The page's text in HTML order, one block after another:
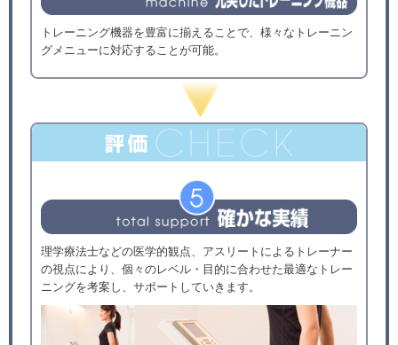
トレーニング機器を豊富に揃えることで、様々なトレーニン
グメニューに対応することが可能。
理学療法士などの医学的観点、アスリートによるトレーナー
の視点により、個々のレベル・目的に合わせた最適なトレー
ニングを考案し、サポートしていきます。